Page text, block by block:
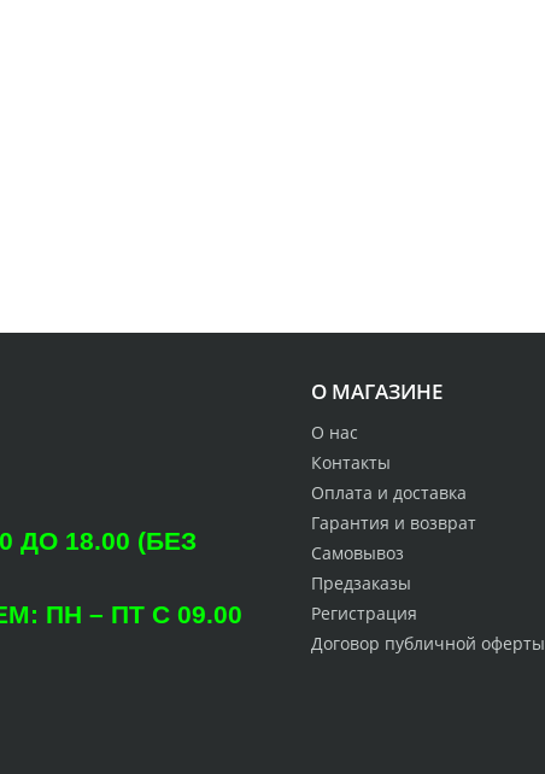
О МАГАЗИНЕ
О нас
Контакты
Оплата и доставка
Гарантия и возврат
Самовывоз
Предзаказы
Регистрация
Договор публичной оферты
ДО 18.00 (БЕЗ
ПН – ПТ С 09.00